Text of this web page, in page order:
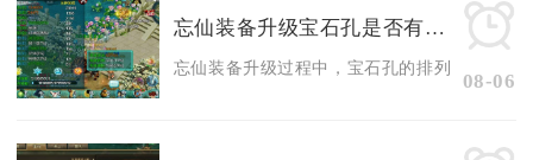
忘仙装备升级宝石孔是否有位置调整
忘仙装备升级过程中，宝石孔的排列位置无法
08-06